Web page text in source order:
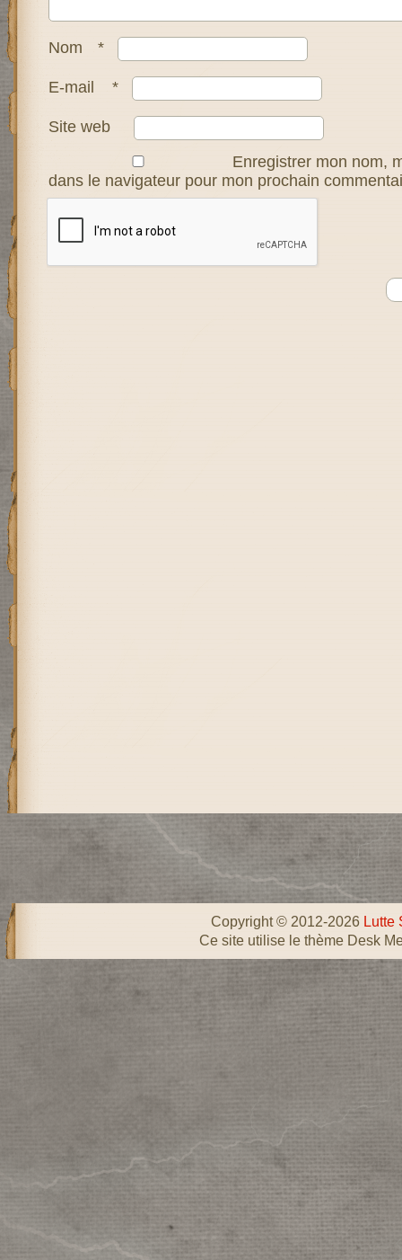
Nom *
E-mail *
Site web
Enregistrer mon nom,
dans le navigateur pour mon prochain
Copyright © 2012-2026 Lutte
Ce site utilise le thème Desk